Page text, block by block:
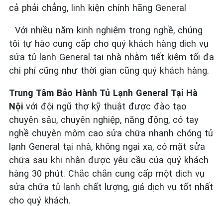
cả phải chẳng, linh kiện chính hãng General
Với nhiều năm kinh nghiệm trong nghề, chúng
tôi tự hào cung cấp cho quý khách hàng dịch vụ
sửa tủ lạnh General tại nhà nhằm tiết kiệm tối đa
chi phí cũng như thời gian cũng quý khách hàng.
Trung Tâm Bảo Hành Tủ Lạnh General Tại Hà
Nội với đội ngũ thợ kỹ thuật được đào tạo
chuyên sâu, chuyên nghiệp, năng động, có tay
nghề chuyên môm cao sửa chữa nhanh chóng tủ
lạnh General tại nhà, không ngại xa, có mặt sửa
chữa sau khi nhận được yêu cầu của quý khách
hàng 30 phút. Chắc chắn cung cấp một dịch vụ
sửa chữa tủ lạnh chất lượng, giá dịch vụ tốt nhất
cho quý khách.